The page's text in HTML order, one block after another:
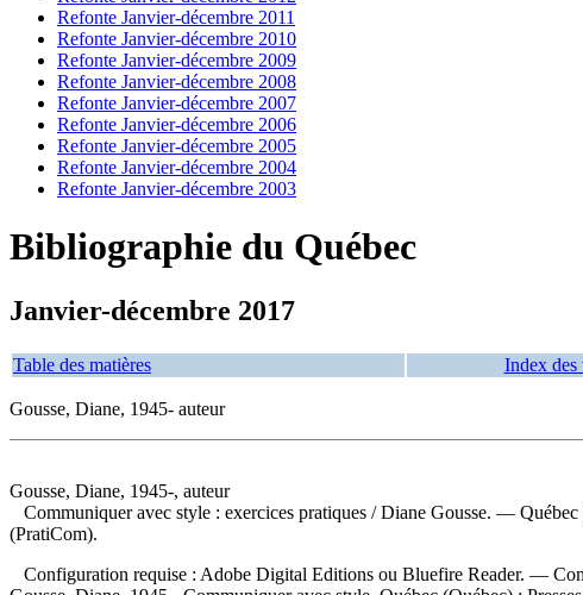
Refonte Janvier-décembre 2011
Refonte Janvier-décembre 2010
Refonte Janvier-décembre 2009
Refonte Janvier-décembre 2008
Refonte Janvier-décembre 2007
Refonte Janvier-décembre 2006
Refonte Janvier-décembre 2005
Refonte Janvier-décembre 2004
Refonte Janvier-décembre 2003
Bibliographie du Québec
Janvier-décembre 2017
Table des matières Index des
Gousse, Diane, 1945- auteur
Gousse, Diane, 1945-, auteur
Communiquer avec style : exercices pratiques / Diane Gousse. — Québec
(PratiCom).
Configuration requise : Adobe Digital Editions ou Bluefire Reader. —